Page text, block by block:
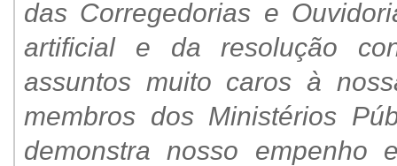
das Corregedorias e
artificial e da resolução
assuntos muito caros à
membros dos Ministérios
demonstra nosso empenho